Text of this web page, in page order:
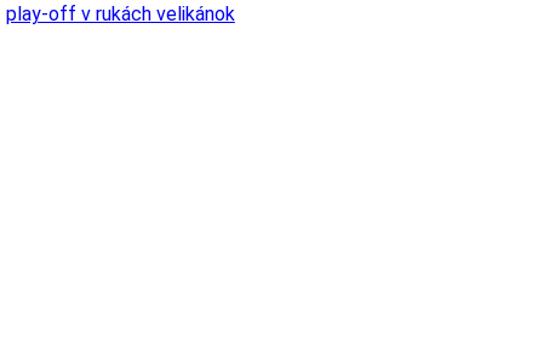
play-off v rukách velikánok